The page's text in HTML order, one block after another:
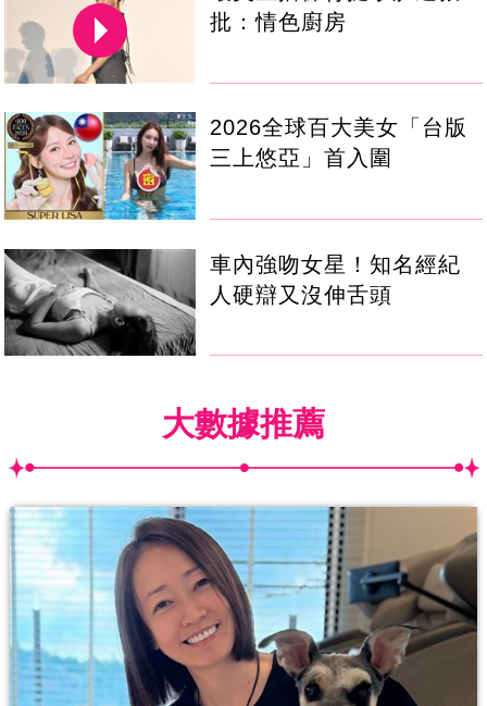
批：情色廚房
2026全球百大美女「台版
三上悠亞」首入圍
車內強吻女星！知名經紀
人硬辯又沒伸舌頭
大數據推薦